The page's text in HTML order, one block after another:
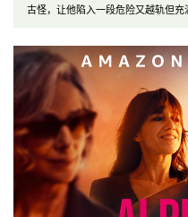
古怪，让他陷入一段危险又越轨但充